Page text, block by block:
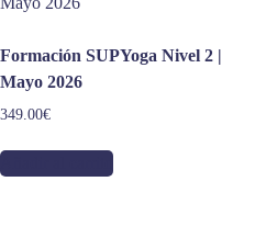
Formación SUPYoga Nivel 2 |
Mayo 2026
349.00€